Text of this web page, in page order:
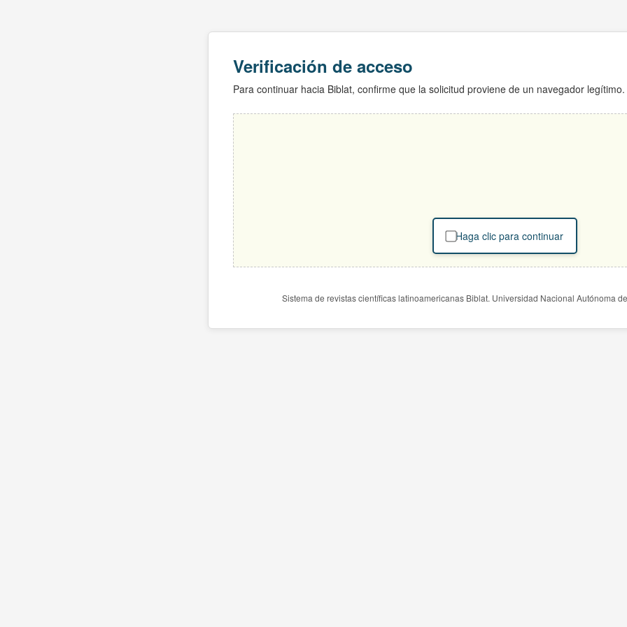
Verificación de acceso
Para continuar hacia Biblat, confirme que la solicitud proviene de un navegador legítimo.
Haga clic para continuar
Sistema de revistas científicas latinoamericanas Biblat. Universidad Nacional Autónoma